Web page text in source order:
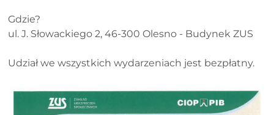
Gdzie?
ul. J. Słowackiego 2, 46-300 Olesno - Budynek ZUS
Udział we wszystkich wydarzeniach jest bezpłatny.